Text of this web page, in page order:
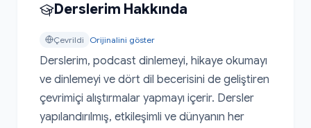
Derslerim Hakkında
Çevrildi Orijinalini göster
Derslerim, podcast dinlemeyi, hikaye okumayı
ve dinlemeyi ve dört dil becerisini de geliştiren
çevrimiçi alıştırmalar yapmayı içerir. Dersler
yapılandırılmış, etkileşimli ve dünyanın her